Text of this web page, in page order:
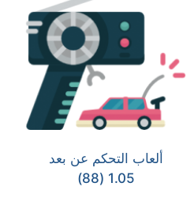
ألعاب التحكم عن بعد
1.05
(88)